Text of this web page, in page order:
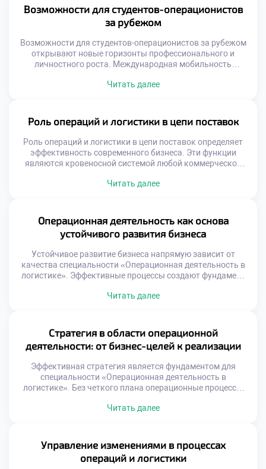
подготовке кадров. Современная система образования
трансформируется под запросы рынка труда. Учебные
планы синхронизируются с изменениями в […]
Возможности для студентов-операционистов
за рубежом
Возможности для студентов-операционистов за рубежом
открывают новые горизонты профессионального и
личностного роста. Международная мобильность
логистического образования. Глобальные цепочки
конкурентоспособность выпускника на рынке труда.
Осознанный подход к международной активности
расширяет карьерные перспективы. Логистика по своей
природе является транснациональной деятельностью.
Понимание специфики иностранных […]
Читать далее
Роль операций и логистики в цепи поставок
Роль операций и логистики в цепи поставок определяет
эффективность современного бизнеса. Эти функции
являются кровеносной системой любой коммерческой
не достигают потребителей. Операционная деятельность
Выпускники становятся архитекторами этой сложной
системы. Понимание данной роли открывает двери к
успешной карьере. Цепь […]
Читать далее
Операционная деятельность как основа
устойчивого развития бизнеса
Устойчивое развитие бизнеса напрямую зависит от
качества специальности «Операционная деятельность в
логистике». Эффективные процессы создают фундамент
операций стратегические цели остаются лишь
управление потоками снижает экологический след
производства. Социальная ответственность
интегрируется в ежедневные рутинные задачи
специалистов. Сегодня поступить […]
Читать далее
Стратегия в области операционной
деятельности: от бизнес-целей к реализации
Эффективная стратегия является фундаментом для
специальности «Операционная деятельность в
логистике». Без четкого плана операционные процессы
Стратегическое управление связывает глобальные цели
Понимание механизмов трансформации целей в задачи
критически важно для специалиста. Многие организации
терпят неудачи из-за разрыва между […]
Читать далее
Управление изменениями в процессах
операций и логистики